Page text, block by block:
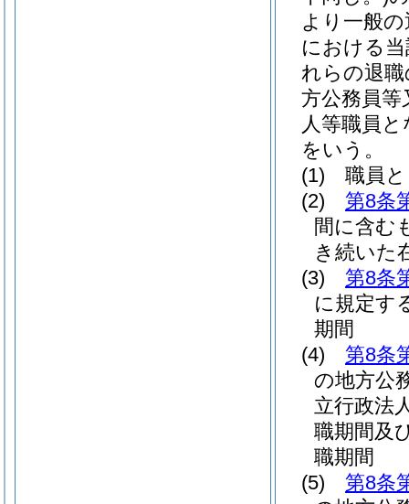
より一般
における
れらの退
方公務員等
人等職員
をいう。
(1)
職員
(2)
第8条
間に含む
き続いた
(3)
第8条
に規定す
期間
(4)
第8条
の地方公
立行政法
職期間及
職期間
(5)
第8条